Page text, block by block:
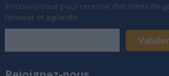
Inscrivez-vous pour recevoir des idées de
rénover et agrandir